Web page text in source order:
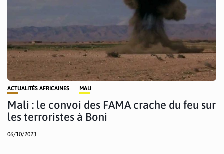
ACTUALITÉS AFRICAINES MALI
Mali : le convoi des FAMA crache du feu sur
les terroristes à Boni
06/10/2023